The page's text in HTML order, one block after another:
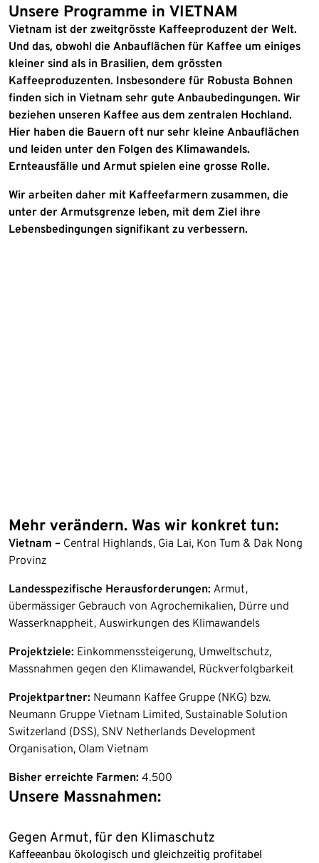
Unsere Programme in VIETNAM
Vietnam ist der zweitgrösste Kaffeeproduzent der Welt.
Und das, obwohl die Anbauflächen für Kaffee um einiges
kleiner sind als in Brasilien, dem grössten
Kaffeeproduzenten. Insbesondere für Robusta Bohnen
finden sich in Vietnam sehr gute Anbaubedingungen. Wir
beziehen unseren Kaffee aus dem zentralen Hochland.
Hier haben die Bauern oft nur sehr kleine Anbauflächen
und leiden unter den Folgen des Klimawandels.
Ernteausfälle und Armut spielen eine grosse Rolle.
Wir arbeiten daher mit Kaffeefarmern zusammen, die
unter der Armutsgrenze leben, mit dem Ziel ihre
Lebensbedingungen signifikant zu verbessern.
Mehr verändern. Was wir konkret tun:
Vietnam – Central Highlands, Gia Lai, Kon Tum & Dak Nong
Provinz
Landesspezifische Herausforderungen: Armut,
übermässiger Gebrauch von Agrochemikalien, Dürre und
Wasserknappheit, Auswirkungen des Klimawandels
Projektziele: Einkommenssteigerung, Umweltschutz,
Massnahmen gegen den Klimawandel, Rückverfolgbarkeit
Projektpartner: Neumann Kaffee Gruppe (NKG) bzw.
Neumann Gruppe Vietnam Limited, Sustainable Solution
Switzerland (DSS), SNV Netherlands Development
Organisation, Olam Vietnam
Bisher erreichte Farmen: 4.500
Unsere Massnahmen:
Gegen Armut, für den Klimaschutz
Kaffeeanbau ökologisch und gleichzeitig profitabel
Ende der Auflistung